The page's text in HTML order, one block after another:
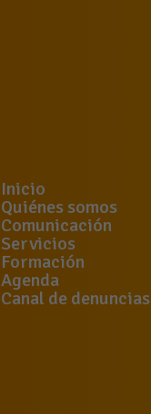
Inicio
Quiénes somos
Comunicación
Servicios
Formación
Agenda
Canal de denuncias